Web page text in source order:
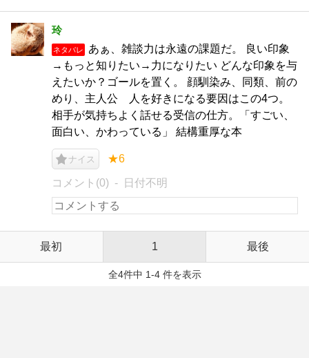
玲
ネタバレ
あぁ、雑談力は永遠の課題だ。 良い印象
→もっと知りたい→力になりたい どんな印象を与
えたいか？ゴールを置く。 顔馴染み、同類、前の
めり、主人公 人を好きになる要因はこの4つ。
相手が気持ちよく話せる受信の仕方。「すごい、
面白い、かわっている」 結構重厚な本
ナイス ★6
コメント(0) 日付不明
最初 1 最後
全4件中 1-4 件を表示